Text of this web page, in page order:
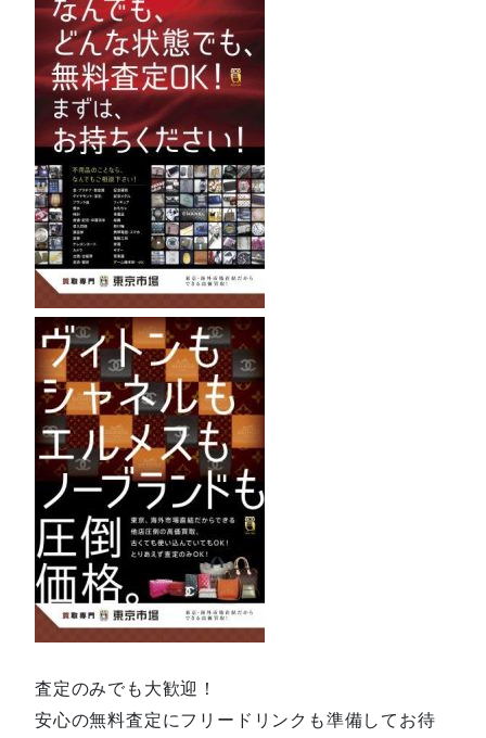
査定のみでも大歓迎！
安心の無料査定にフリードリンクも準備してお待